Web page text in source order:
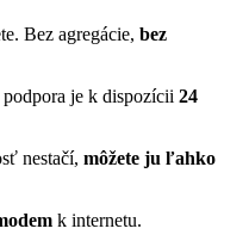
Bez agregácie, bez
je k dispozícii 24
nestačí, môžete ju ľahko
k internetu.